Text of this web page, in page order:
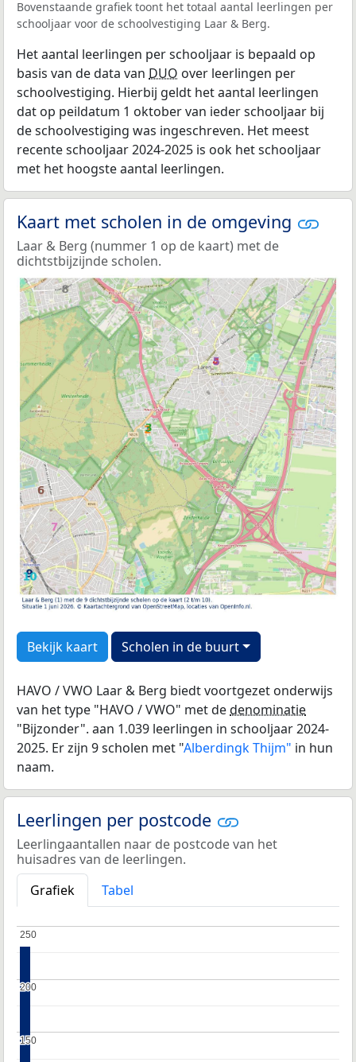
Bovenstaande grafiek toont het totaal aantal leerlingen per
schooljaar voor de schoolvestiging Laar & Berg.
Het aantal leerlingen per schooljaar is bepaald op
basis van de data van DUO over leerlingen per
schoolvestiging. Hierbij geldt het aantal leerlingen
dat op peildatum 1 oktober van ieder schooljaar bij
de schoolvestiging was ingeschreven. Het meest
recente schooljaar 2024-2025 is ook het schooljaar
met het hoogste aantal leerlingen.
Kaart met scholen in de omgeving
Laar & Berg (nummer 1 op de kaart) met de
dichtstbijzijnde scholen.
Bekijk kaart Scholen in de buurt
HAVO / VWO Laar & Berg biedt voortgezet onderwijs
van het type "HAVO / VWO" met dedenominatie
"Bijzonder". aan 1.039 leerlingen in schooljaar 2024-
2025. Er zijn 9 scholen met "Alberdingk Thijm" in hun
naam.
Leerlingen per postcode
Leerlingaantallen naar de postcode van het
huisadres van de leerlingen.
Grafiek
Tabel
150
150
200
200
250
250